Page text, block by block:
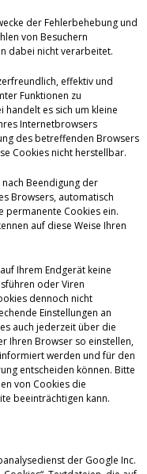
der Fehlerbehebung und
von Besuchern
dabei nicht verarbeitet.
effektiv und
Funktionen zu
handelt es sich um kleine
Internetbrowsers
des betreffenden Browsers
Cookies nicht herstellbar.
Beendigung der
Browsers, automatisch
permanente Cookies ein.
auf diese Weise Ihren
Ihrem Endgerät keine
oder Viren
dennoch nicht
Einstellungen an
auch jederzeit über die
Ihren Browser so einstellen,
werden und für den
entscheiden können. Bitte
von Cookies die
beeinträchtigen kann.
der Google Inc.